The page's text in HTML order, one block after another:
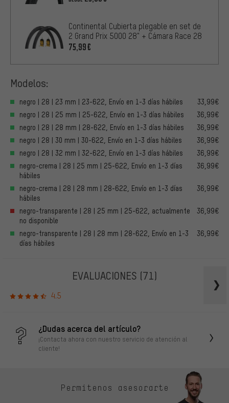
Continental Cubierta plegable en set de
2 Grand Prix 5000 28" + Cámara Race 28
75,99€
Modelos:
negro | 28 | 23 mm | 23-622, Envío en 1-3 días hábiles
33,99€
negro | 28 | 25 mm | 25-622, Envío en 1-3 días hábiles
36,99€
negro | 28 | 28 mm | 28-622, Envío en 1-3 días hábiles
36,99€
negro | 28 | 30 mm | 30-622, Envío en 1-3 días hábiles
36,99€
negro | 28 | 32 mm | 32-622, Envío en 1-3 días hábiles
36,99€
negro-crema | 28 | 25 mm | 25-622, Envío en 1-3 días
hábiles
36,99€
negro-crema | 28 | 28 mm | 28-622, Envío en 1-3 días
hábiles
36,99€
negro-transparente | 28 | 25 mm | 25-622, actualmente
no disponible
36,99€
negro-transparente | 28 | 28 mm | 28-622, Envío en 1-3
días hábiles
36,99€
EVALUACIONES (71)
4.5
¿Dudas acerca del artículo?
¡Contacta ahora con nuestro servicio de atención al
cliente!
Permítenos asesorarte